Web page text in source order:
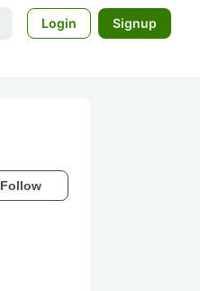
Login Signup
Follow